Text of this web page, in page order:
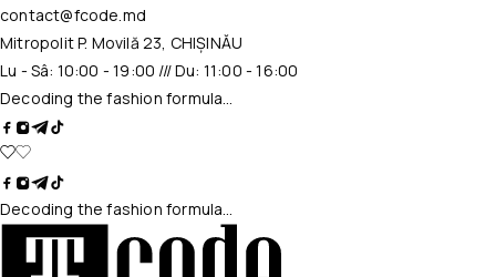
contact@fcode.md
Mitropolit P. Movilă 23, CHIȘINĂU
Lu - Sâ: 10:00 - 19:00 /// Du: 11:00 - 16:00
Decoding the fashion formula…
Decoding the fashion formula…